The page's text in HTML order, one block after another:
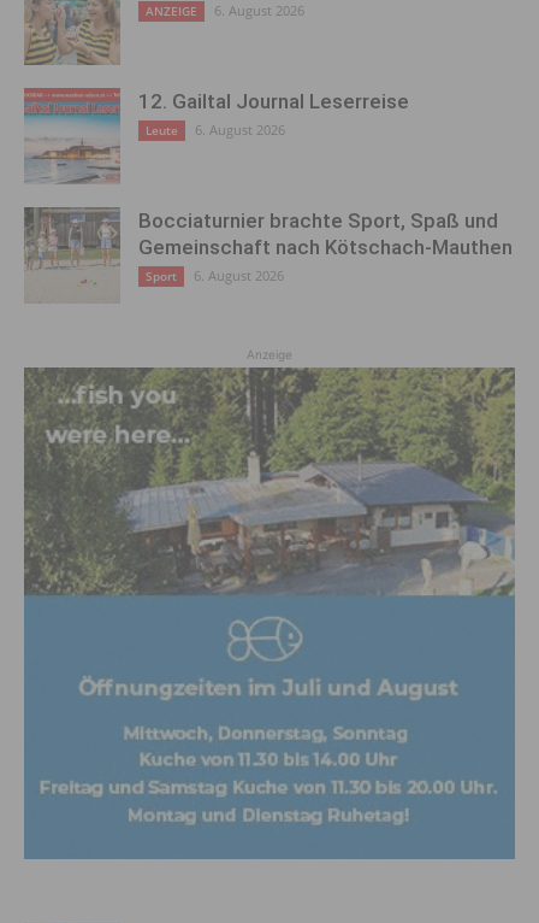
ANZEIGE 6. August 2026
12. Gailtal Journal Leserreise
Leute 6. August 2026
Bocciaturnier brachte Sport, Spaß und
Gemeinschaft nach Kötschach-Mauthen
Sport 6. August 2026
Anzeige